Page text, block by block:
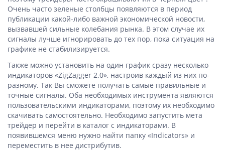
Очень часто зеленые столбцы появляются в период
публикации какой-либо важной экономической новости,
вызвавшей сильные колебания рынка. В этом случае их
сигналы лучше игнорировать до тех пор, пока ситуация на
графике не стабилизируется.
Также можно установить на один график сразу несколько
индикаторов «ZigZagger 2.0», настроив каждый из них по-
разному. Так Вы сможете получать самые правильные и
точные сигналы. Оба необходимых инструмента являются
пользовательскими индикаторами, поэтому их необходимо
скачивать самостоятельно. Необходимо запустить мета
трейдер и перейти в каталог с индикаторами. В
появившемся меню нужно найти папку «Indicators» и
переместить в нее дистрибутив.